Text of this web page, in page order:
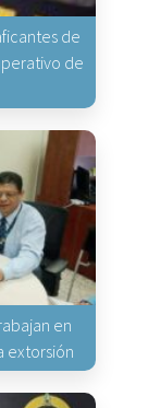
de
de
en
extorsión